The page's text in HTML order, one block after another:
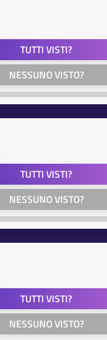
TUTTI VISTI?
NESSUNO VISTO?
TUTTI VISTI?
NESSUNO VISTO?
TUTTI VISTI?
NESSUNO VISTO?